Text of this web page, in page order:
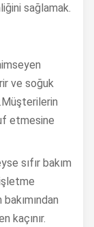
sağlamak.
ve soğuk
etmesine
sıfır bakım
kaçınır.